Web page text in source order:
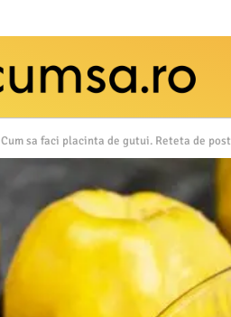
Cum sa faci placinta de gutui. Reteta de post